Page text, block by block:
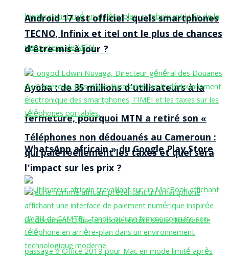
Ayoba : de 35 millions d’utilisateurs à la
fermeture, pourquoi MTN a retiré son «
WhatsApp africain » du Google Play Store
Android 17 est officiel : quels smartphones
TECNO, Infinix et itel ont le plus de chances
d’être mis à jour ?
Téléphones non dédouanés au Cameroun :
qui paie réellement les taxes et quel sera
l’impact sur les prix ?